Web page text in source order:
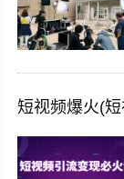
短视频爆火(